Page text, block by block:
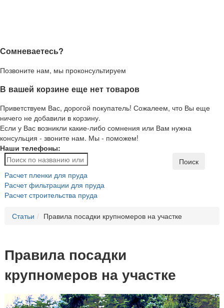
Сомневаетесь?
Позвоните нам, мы проконсультируем
В вашей корзине еще нет товаров
Приветствуем Вас, дорогой покупатель! Сожалеем, что Вы еще
ничего не добавили в корзину.
Если у Вас возникли какие-либо сомнения или Вам нужна
консульция - звоните нам. Мы - поможем!
Наши телефоны:
Поиск
Расчет пленки для пруда
Расчет фильтрации для пруда
Расчет строительства пруда
Статьи Правила посадки крупномеров на участке
Правила посадки
крупномеров на участке